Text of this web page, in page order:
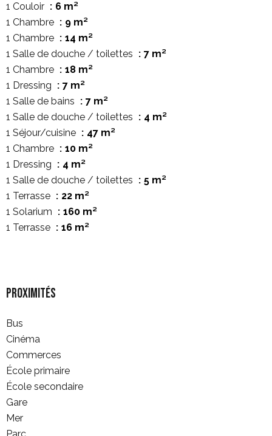
1 Couloir
6 m²
1 Chambre
9 m²
1 Chambre
14 m²
1 Salle de douche / toilettes
7 m²
1 Chambre
18 m²
1 Dressing
7 m²
1 Salle de bains
7 m²
1 Salle de douche / toilettes
4 m²
1 Séjour/cuisine
47 m²
1 Chambre
10 m²
1 Dressing
4 m²
1 Salle de douche / toilettes
5 m²
1 Terrasse
22 m²
1 Solarium
160 m²
1 Terrasse
16 m²
Proximités
Bus
Cinéma
Commerces
École primaire
École secondaire
Gare
Mer